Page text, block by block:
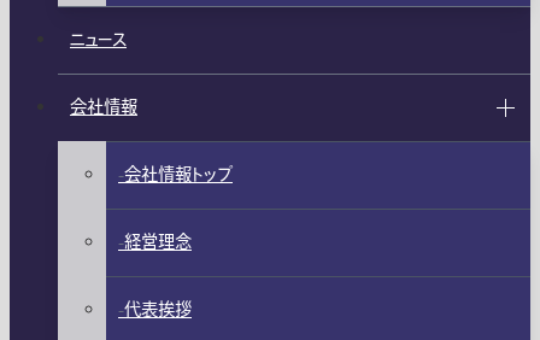
ニュース
会社情報
会社情報トップ
経営理念
代表挨拶